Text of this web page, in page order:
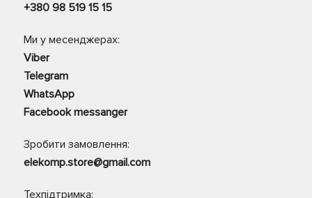
+380 98 519 15 15
Ми у месенджерах:
Viber
Telegram
WhatsApp
Facebook messanger
Зробити замовлення:
elekomp.store@gmail.com
Техпідтримка: